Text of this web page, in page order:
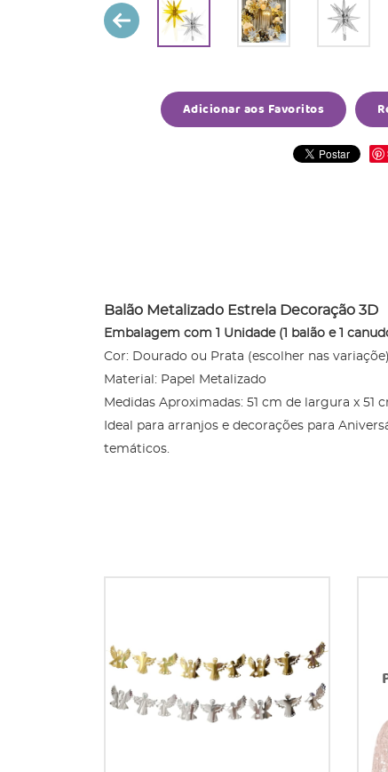
Adicionar aos Favoritos
Balão Metalizado Estrela Decoração 3D
Embalagem com 1 Unidade (1 balão e 1
Cor: Dourado ou Prata (escolher nas variaçõe)
Material: Papel Metalizado
Medidas Aproximadas: 51 cm de largura x 51
Ideal para arranjos e decorações para
temáticos.